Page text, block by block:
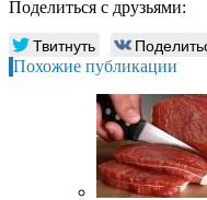
Поделиться с друзьями:
Твитнуть
Похожие публикации